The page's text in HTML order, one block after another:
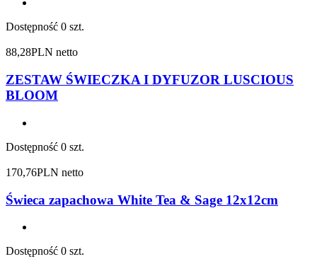
Dostępność 0 szt.
88,28PLN netto
ZESTAW ŚWIECZKA I DYFUZOR LUSCIOUS
BLOOM
Dostępność 0 szt.
170,76PLN netto
Świeca zapachowa White Tea & Sage 12x12cm
Dostępność 0 szt.